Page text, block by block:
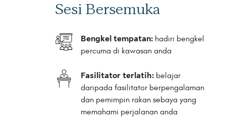
Sesi Bersemuka
Bengkel tempatan: hadiri bengkel
percuma di kawasan anda
Fasilitator terlatih: belajar
daripada fasilitator berpengalaman
dan pemimpin rakan sebaya yang
memahami perjalanan anda